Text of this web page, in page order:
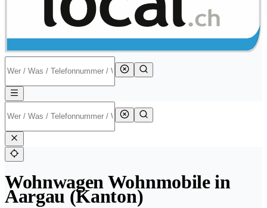
Wohnwagen Wohnmobile in
Aargau (Kanton)